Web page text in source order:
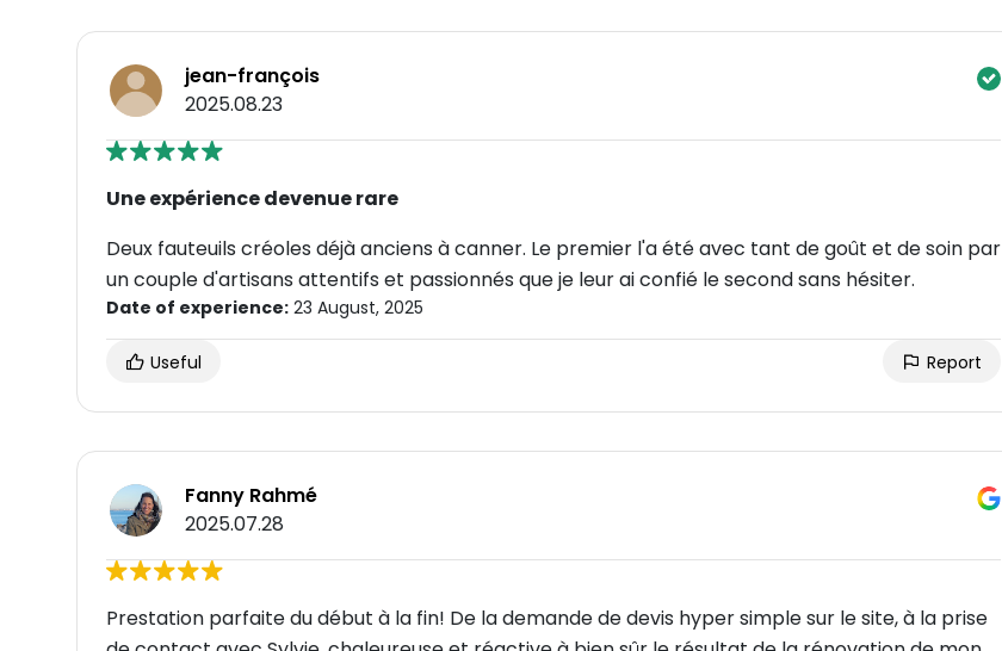
jean-françois
2025.08.23
Une expérience devenue rare
Deux fauteuils créoles déjà anciens à canner. Le premier l'a été avec tant de goût et de soin par
un couple d'artisans attentifs et passionnés que je leur ai confié le second sans hésiter.
Date of experience: 23 August, 2025
Useful Report
Fanny Rahmé
2025.07.28
Prestation parfaite du début à la fin! De la demande de devis hyper simple sur le site, à la prise